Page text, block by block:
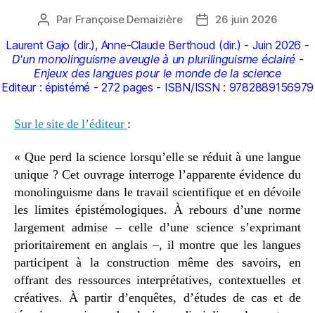
Auteur
l’article
Par Françoise Demaizière
Date
l’article
26 juin 2026
Laurent Gajo (dir.), Anne-Claude Berthoud (dir.) - Juin 2026 -
D'un monolinguisme aveugle à un plurilinguisme éclairé -
Enjeux des langues pour le monde de la science
Editeur : épistémé - 272 pages - ISBN/ISSN : 9782889156979
Sur le site de l’éditeur :
« Que perd la science lorsqu’elle se réduit à une langue
unique ? Cet ouvrage interroge l’apparente évidence du
monolinguisme dans le travail scientifique et en dévoile
les limites épistémologiques. À rebours d’une norme
largement admise – celle d’une science s’exprimant
prioritairement en anglais –, il montre que les langues
participent à la construction même des savoirs, en
offrant des ressources interprétatives, contextuelles et
créatives. À partir d’enquêtes, d’études de cas et de